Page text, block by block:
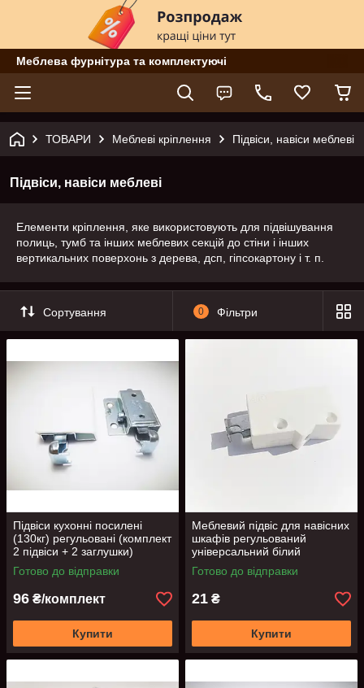
Меблева фурнітура та комплектуючі
ТОВАРИ Меблеві кріплення Підвіси, навіси меблеві
Підвіси, навіси меблеві
Елементи кріплення, яке використовують для підвішування
полиць, тумб та інших меблевих секцій до стіни і інших
вертикальних поверхонь з дерева, дсп, гіпсокартону і т. п.
Сортування 0 Фільтри
Підвіси кухонні посилені
(130кг) регульовані (комплект
2 підвіси + 2 заглушки)
STRONG GTV
Готово до відправки
96 ₴/комплект
Купити
Меблевий підвіс для навісних
шкафів регульований
універсальний білий
Готово до відправки
21 ₴
Купити